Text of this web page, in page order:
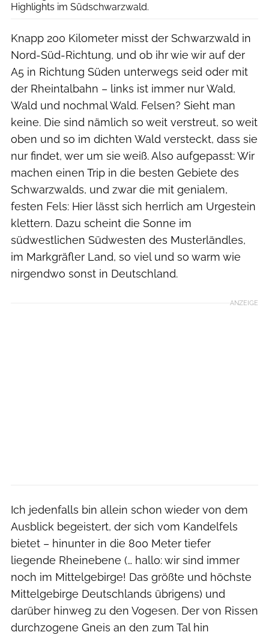
Highlights im Südschwarzwald.
Knapp 200 Kilometer misst der Schwarzwald in
Nord-Süd-Richtung, und ob ihr wie wir auf der
A5 in Richtung Süden unterwegs seid oder mit
der Rheintalbahn – links ist immer nur Wald,
Wald und nochmal Wald. Felsen? Sieht man
keine. Die sind nämlich so weit verstreut, so weit
oben und so im dichten Wald versteckt, dass sie
nur findet, wer um sie weiß. Also aufgepasst: Wir
machen einen Trip in die besten Gebiete des
Schwarzwalds, und zwar die mit genialem,
festen Fels: Hier lässt sich herrlich am Urgestein
klettern. Dazu scheint die Sonne im
südwestlichen Südwesten des Musterländles,
im Markgräfler Land, so viel und so warm wie
nirgendwo sonst in Deutschland.
ANZEIGE
Ich jedenfalls bin allein schon wieder von dem
Ausblick begeistert, der sich vom Kandelfels
bietet – hinunter in die 800 Meter tiefer
liegende Rheinebene (… hallo: wir sind immer
noch im Mittelgebirge! Das größte und höchste
Mittelgebirge Deutschlands übrigens) und
darüber hinweg zu den Vogesen. Der von Rissen
durchzogene Gneis an den zum Tal hin